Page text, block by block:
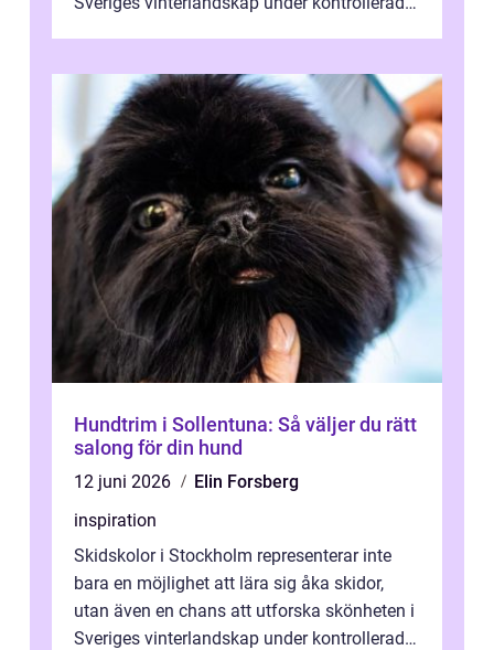
Hundtrim i Sollentuna: Så väljer du rätt
salong för din hund
12 juni 2026
Elin Forsberg
inspiration
Skidskolor i Stockholm representerar inte
bara en möjlighet att lära sig åka skidor,
utan även en chans att utforska skönheten i
Sveriges vinterlandskap under kontrollerade